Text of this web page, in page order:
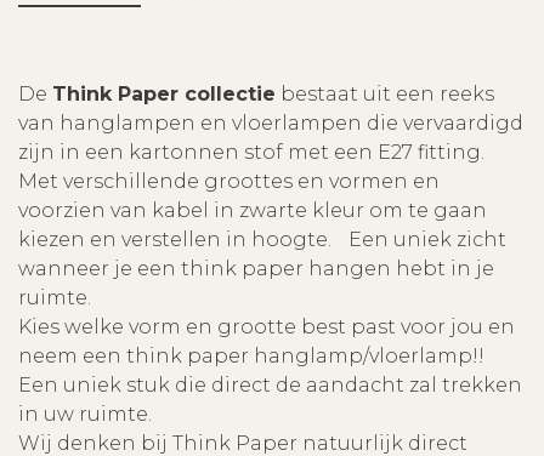
De Think Paper collectie bestaat uit een reeks
van hanglampen en vloerlampen die vervaardigd
zijn in een kartonnen stof met een E27 fitting.
Met verschillende groottes en vormen en
voorzien van kabel in zwarte kleur om te gaan
kiezen en verstellen in hoogte. Een uniek zicht
wanneer je een think paper hangen hebt in je
ruimte.
Kies welke vorm en grootte best past voor jou en
neem een think paper hanglamp/vloerlamp!!
Een uniek stuk die direct de aandacht zal trekken
in uw ruimte.
Wij denken bij Think Paper natuurlijk direct